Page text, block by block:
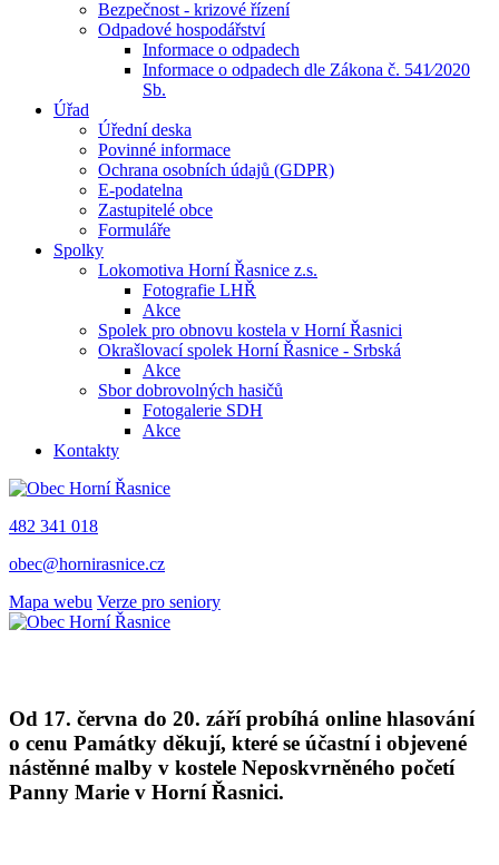
Bezpečnost - krizové řízení
Odpadové hospodářství
Informace o odpadech
Informace o odpadech dle Zákona č. 541⁄2020
Sb.
Úřad
Úřední deska
Povinné informace
Ochrana osobních údajů (GDPR)
E-podatelna
Zastupitelé obce
Formuláře
Spolky
Lokomotiva Horní Řasnice z.s.
Fotografie LHŘ
Akce
Spolek pro obnovu kostela v Horní Řasnici
Okrašlovací spolek Horní Řasnice - Srbská
Akce
Sbor dobrovolných hasičů
Fotogalerie SDH
Akce
Kontakty
482 341 018
obec@hornirasnice.cz
Mapa webu Verze pro seniory
Od 17. června do 20. září probíhá online hlasování
o cenu Památky děkují, které se účastní i objevené
nástěnné malby v kostele Neposkvrněného početí
Panny Marie v Horní Řasnici.